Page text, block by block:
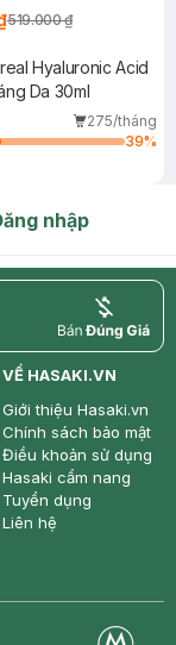
519.000 ₫
Hyaluronic Acid
Da 30ml
275/tháng
39%
nhập
price
VỀ HASAKI.VN
Giới thiệu Hasaki.vn
Chính sách bảo mật
Điều khoản sử dụng
Hasaki cẩm nang
Tuyển dụng
Liên hệ